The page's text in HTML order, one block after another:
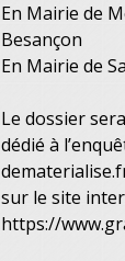
En Mairie de
Besançon
En Mairie de
Le dossier
dédié à
sur le site
https://